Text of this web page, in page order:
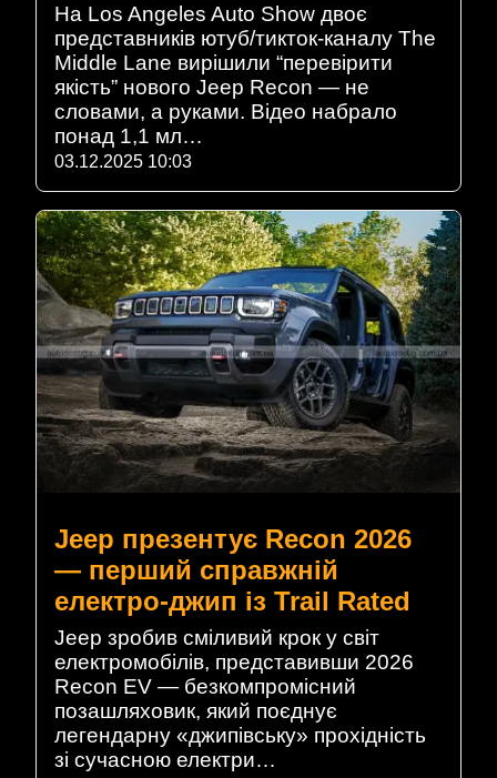
На Los Angeles Auto Show двоє
представників ютуб/тикток-каналу The
Middle Lane вирішили “перевірити
якість” нового Jeep Recon — не
словами, а руками. Відео набрало
понад 1,1 мл…
03.12.2025 10:03
Jeep презентує Recon 2026
— перший справжній
електро-джип із Trail Rated
Jeep зробив сміливий крок у світ
електромобілів, представивши 2026
Recon EV — безкомпромісний
позашляховик, який поєднує
легендарну «джипівську» прохідність
зі сучасною електри…